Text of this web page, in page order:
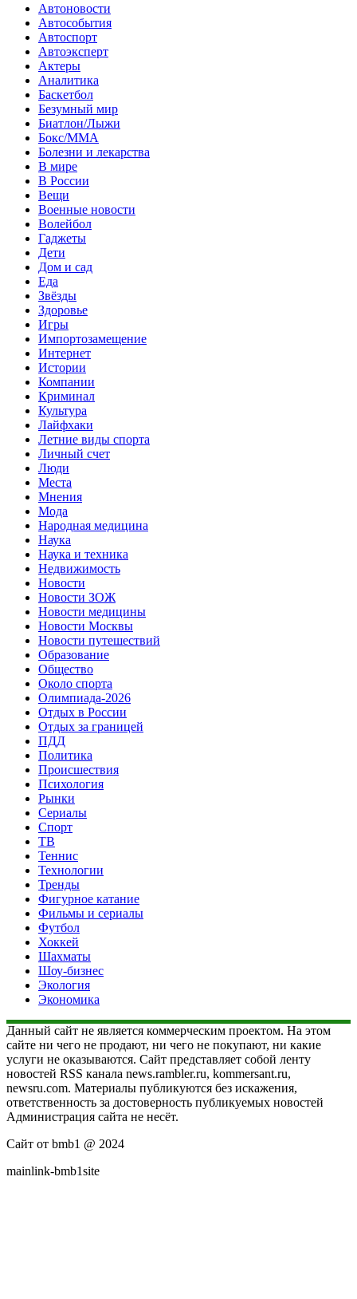
Автоновости
Автособытия
Автоспорт
Автоэксперт
Актеры
Аналитика
Баскетбол
Безумный мир
Биатлон/Лыжи
Бокс/MMA
Болезни и лекарства
В мире
В России
Вещи
Военные новости
Волейбол
Гаджеты
Дети
Дом и сад
Еда
Звёзды
Здоровье
Игры
Импортозамещение
Интернет
Истории
Компании
Криминал
Культура
Лайфхаки
Летние виды спорта
Личный счет
Люди
Места
Мнения
Мода
Народная медицина
Наука
Наука и техника
Недвижимость
Новости
Новости ЗОЖ
Новости медицины
Новости Москвы
Новости путешествий
Образование
Общество
Около спорта
Олимпиада-2026
Отдых в России
Отдых за границей
ПДД
Политика
Происшествия
Психология
Рынки
Сериалы
Спорт
ТВ
Теннис
Технологии
Тренды
Фигурное катание
Фильмы и сериалы
Футбол
Хоккей
Шахматы
Шоу-бизнес
Экология
Экономика
Данный сайт не является коммерческим проектом. На этом
сайте ни чего не продают, ни чего не покупают, ни какие
услуги не оказываются. Сайт представляет собой ленту
новостей RSS канала news.rambler.ru, kommersant.ru,
newsru.com. Материалы публикуются без искажения,
ответственность за достоверность публикуемых новостей
Администрация сайта не несёт.
Сайт от bmb1 @ 2024
mainlink-bmb1site